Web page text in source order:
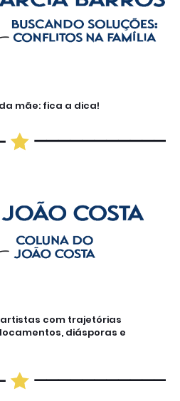
mãe: fica a dica!
artistas com trajetórias
diásporas e